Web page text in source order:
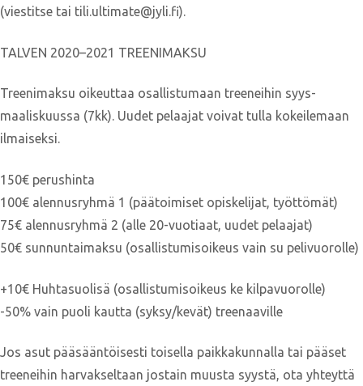
(viestitse tai tili.ultimate@jyli.fi).
TALVEN 2020–2021 TREENIMAKSU
Treenimaksu oikeuttaa osallistumaan treeneihin syys-
maaliskuussa (7kk). Uudet pelaajat voivat tulla kokeilemaan
ilmaiseksi.
150€ perushinta
100€ alennusryhmä 1 (päätoimiset opiskelijat, työttömät)
75€ alennusryhmä 2 (alle 20-vuotiaat, uudet pelaajat)
50€ sunnuntaimaksu (osallistumisoikeus vain su pelivuorolle)
+10€ Huhtasuolisä (osallistumisoikeus ke kilpavuorolle)
-50% vain puoli kautta (syksy/kevät) treenaaville
Jos asut pääsääntöisesti toisella paikkakunnalla tai pääset
treeneihin harvakseltaan jostain muusta syystä, ota yhteyttä